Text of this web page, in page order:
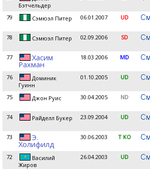
Бэтчельдер
79 Сэмюэл Питер 06.01.2007 UD
78 Сэмюэл Питер 02.09.2006 SD
77 Хасим
Рахман
18.03.2006 MD
76
Доминик
Гуинн
01.10.2005 UD
75 Джон Руис 30.04.2005 ND
74 Райделл Букер 23.09.2004 UD
73 Э.
Холифилд
30.06.2003 T KO
72
Василий
Жиров
26.04.2003 UD